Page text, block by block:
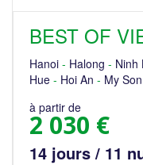
BEST OF
Hanoi - Halong - Ninh
Hue - Hoi An - My Son
à partir de
2 030 €
14 jours / 11